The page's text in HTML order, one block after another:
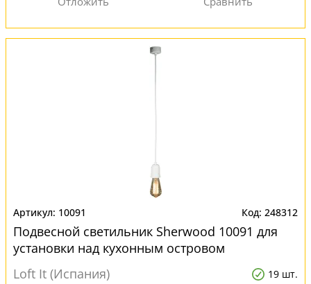
10091 248312
Подвесной светильник Sherwood 10091 для
установки над кухонным островом
Loft It (Испания)
19 шт.